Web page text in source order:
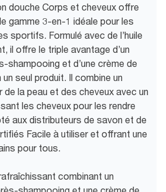
douche Corps et cheveux offre
gamme 3-en-1 idéale pour les
sportifs. Formulé avec de l’huile
il offre le triple avantage d’un
shampooing et d’une crème de
seul produit. Il combine un
la peau et des cheveux avec un
les cheveux pour les rendre
aux distributeurs de savon et de
Facile à utiliser et offrant une
pour tous.
combinant un